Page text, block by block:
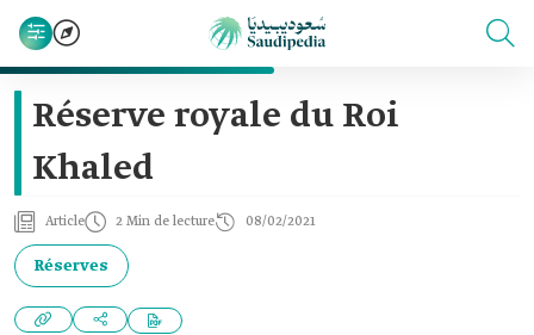
Réserve royale du Roi
Khaled
Article 2 Min de lecture 08/02/2021
Réserves